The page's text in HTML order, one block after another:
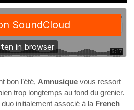
bon l’été, Amnusique vous ressort
trop longtemps au fond du grenier.
duo initialement associé à la French